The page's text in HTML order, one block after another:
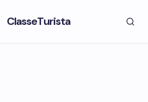
ClasseTurista